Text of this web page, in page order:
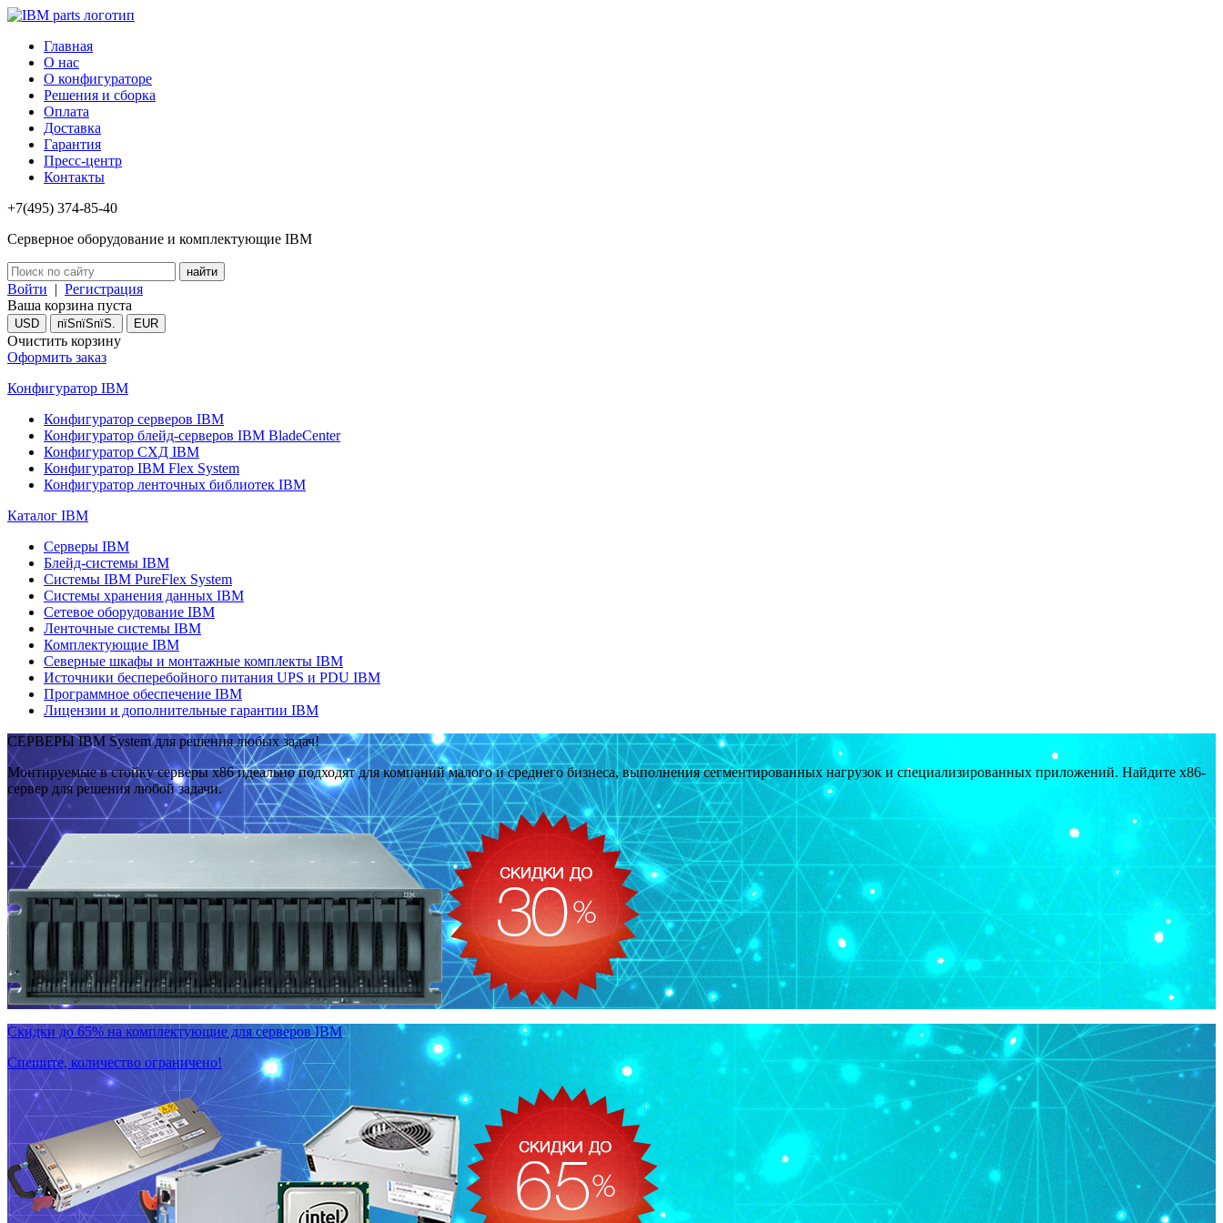
Главная
О нас
О конфигураторе
Решения и сборка
Оплата
Доставка
Гарантия
Пресс-центр
Контакты
+7(495) 374-85-40
Серверное оборудование и комплектующие IBM
Войти | Регистрация
Ваша корзина пуста
USD пїЅпїЅпїЅ. EUR
Очистить корзину
Оформить заказ
Конфигуратор IBM
Конфигуратор серверов IBM
Конфигуратор блейд-серверов IBM BladeCenter
Конфигуратор СХД IBM
Конфигуратор IBM Flex System
Конфигуратор ленточных библиотек IBM
Каталог IBM
Серверы IBM
Блейд-системы IBM
Системы IBM PureFlex System
Системы хранения данных IBM
Сетевое оборудование IBM
Ленточные системы IBM
Комплектующие IBM
Северные шкафы и монтажные комплекты IBM
Источники бесперебойного питания UPS и PDU IBM
Программное обеспечение IBM
Лицензии и дополнительные гарантии IBM
СЕРВЕРЫ IBM System для решения любых задач!
Монтируемые в стойку серверы x86 идеально подходят для компаний малого и среднего бизнеса, выполнения сегментированных нагрузок и специализированных приложений. Найдите x86-
сервер для решения любой задачи.
Скидки до 65% на комплектующие для серверов IBM
Спешите, количество ограничено!